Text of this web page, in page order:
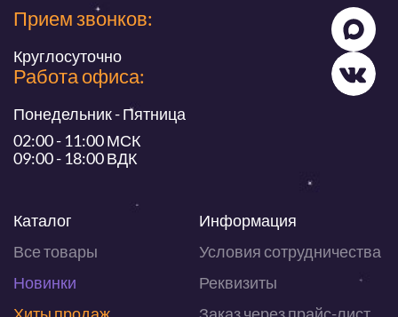
Прием звонков:
Круглосуточно
Работа офиса:
Понедельник - Пятница
02:00 - 11:00 МСК
09:00 - 18:00 ВДК
Каталог
Все товары
Новинки
Информация
Условия сотрудничества
Реквизиты